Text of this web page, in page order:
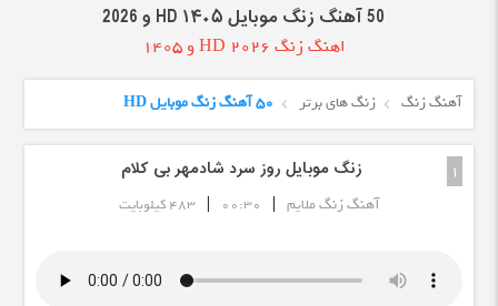
50 آهنگ زنگ موبایل HD ۱۴۰۵ و 2026
اهنگ زنگ HD 2026 و 1405
آهنگ زنگ زنگ های برتر 50 آهنگ زنگ موبایل HD
1 زنگ موبایل روز سرد شادمهر بی کلام
آهنگ زنگ ملایم |
00:30
| 483 کیلوبایت